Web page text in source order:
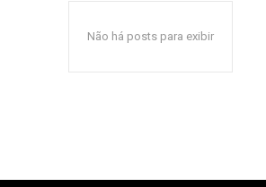
Não há posts para exibir